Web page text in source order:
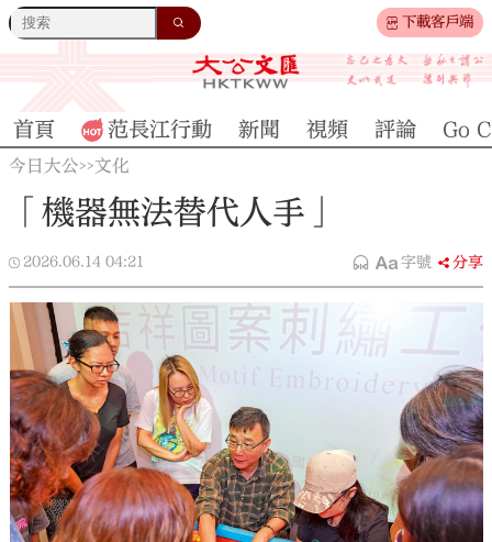
下載客戶端
首頁 范長江行動 新聞 視頻 評論 Go
今日大公>>文化
「機器無法替代人手」
2026.06.14 04:21 字號 分享